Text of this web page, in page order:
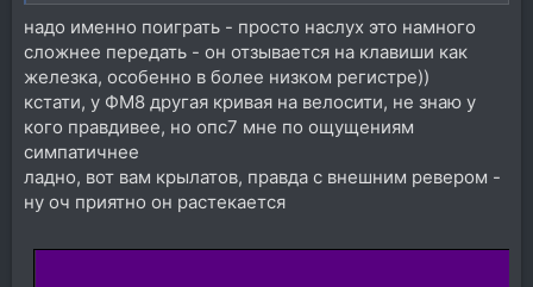
надо именно поиграть - просто наслух это намного
сложнее передать - он отзывается на клавиши как
железка, особенно в более низком регистре))
кстати, у ФМ8 другая кривая на велосити, не знаю у
кого правдивее, но опс7 мне по ощущениям
симпатичнее
ладно, вот вам крылатов, правда с внешним ревером -
ну оч приятно он растекается